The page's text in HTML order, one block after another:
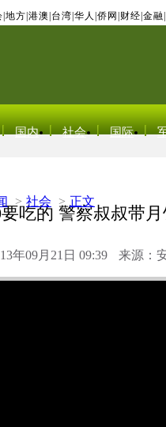
地方 港澳 台湾 华人 侨网 财经 金融
国内 社会 国际
> 社会 > 正文
吃的 警察叔叔带
年09月21日 09:39 来源：